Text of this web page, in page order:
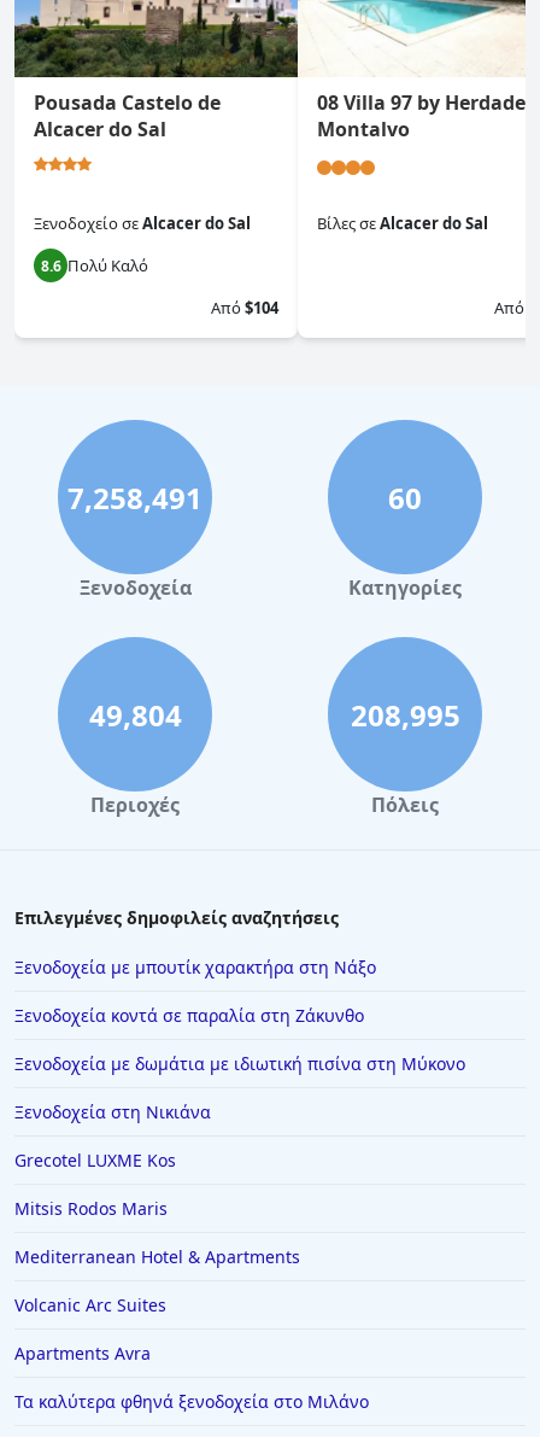
Pousada Castelo de
Alcacer do Sal
ΞενοδοχείοσεAlcacer do Sal
8.6 Πολύ Καλό
Από$104
08 Villa 97 by Herdade
Montalvo
ΒίλεςσεAlcacer do Sal
Από
7,258,491
Ξενοδοχεία
60
Κατηγορίες
49,804
Περιοχές
208,995
Πόλεις
Επιλεγμένες δημοφιλείς αναζητήσεις
Ξενοδοχεία με μπουτίκ χαρακτήρα στη Νάξο
Ξενοδοχεία κοντά σε παραλία στη Ζάκυνθο
Ξενοδοχεία με δωμάτια με ιδιωτική πισίνα στη Μύκονο
Ξενοδοχεία στη Νικιάνα
Grecotel LUXME Kos
Mitsis Rodos Maris
Mediterranean Hotel & Apartments
Volcanic Arc Suites
Apartments Avra
Τα καλύτερα φθηνά ξενοδοχεία στο Μιλάνο